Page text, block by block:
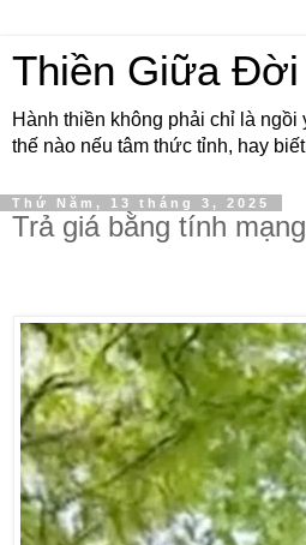
Thiền Giữa
Hành thiền không phải chỉ là
thế nào nếu tâm thức tỉnh, hay
Thứ Năm, 13 tháng 3, 2025
Trả giá bằng tính